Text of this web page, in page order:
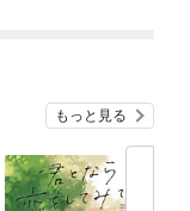
もっと見る